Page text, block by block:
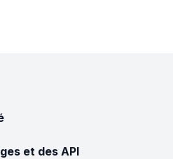
et des API